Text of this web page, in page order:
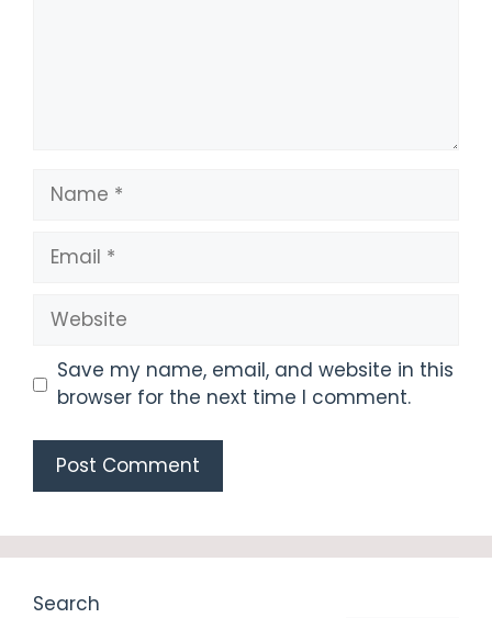
Name
Email
Website
Save my name, email, and website in this
browser for the next time I comment.
Search